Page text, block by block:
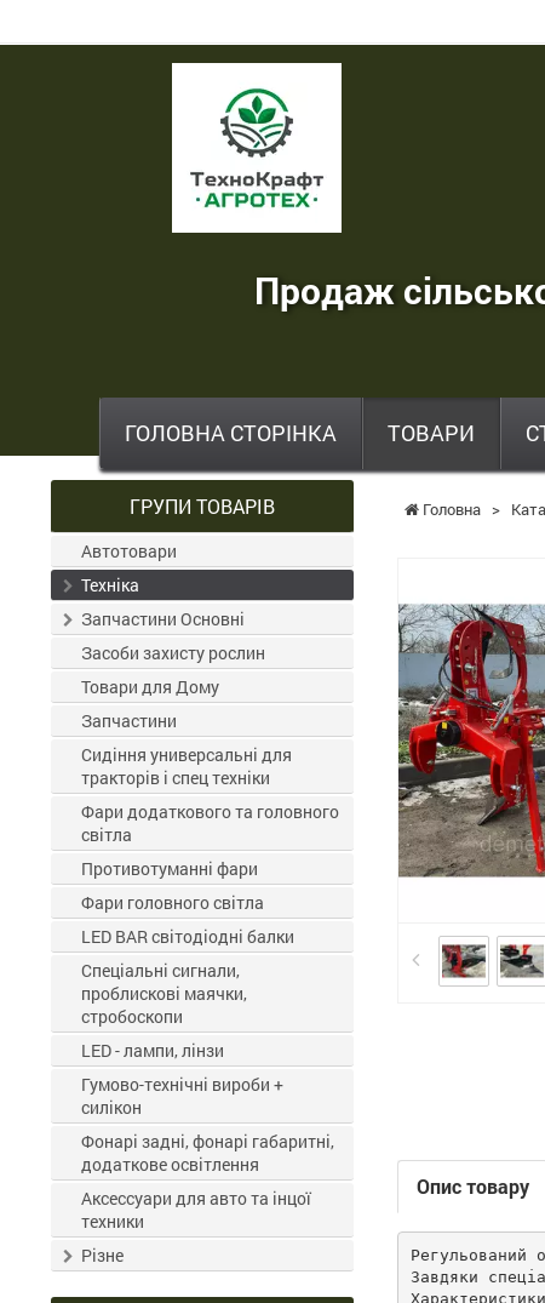
ТехноКрафт
Агротех
продаж
,
шин
та
ЗЗР
Продаж
ГОЛОВНА СТОРІНКА ТОВАРИ
Головна >
Опис товару
Завдяки
ГРУПИ ТОВАРІВ
Автотовари
Техніка
Запчастини Основні
Засоби захисту рослин
Товари для Дому
Запчастини
Сидіння универсальні для
тракторів і спец техніки
Фари додаткового та головного
світла
Противотуманні фари
Фари головного світла
LED BAR світодіодні балки
Спеціальні сигнали,
проблискові маячки,
стробоскопи
LED - лампи, лінзи
Гумово-технічні вироби +
силікон
Фонарі задні, фонарі габаритні,
додаткове освітлення
Аксессуари для авто та інцої
техники
Різне